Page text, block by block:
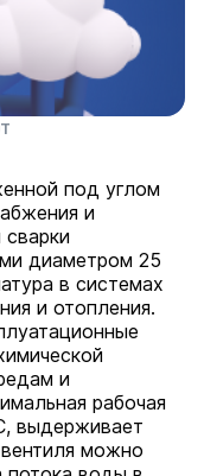
под углом
и
диаметром 25
в системах
и отопления.
и
рабочая
выдерживает
можно